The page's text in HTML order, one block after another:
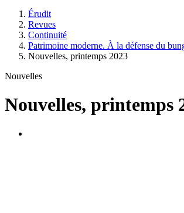
Érudit
Revues
Continuité
Patrimoine moderne. À la défense du
Nouvelles, printemps 2023
Nouvelles
Nouvelles, printemps